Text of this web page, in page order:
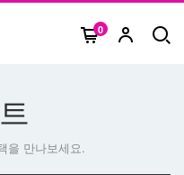
0
을 만나보세요.